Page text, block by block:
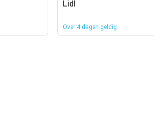
Lidl
Over 4 dagen geldig